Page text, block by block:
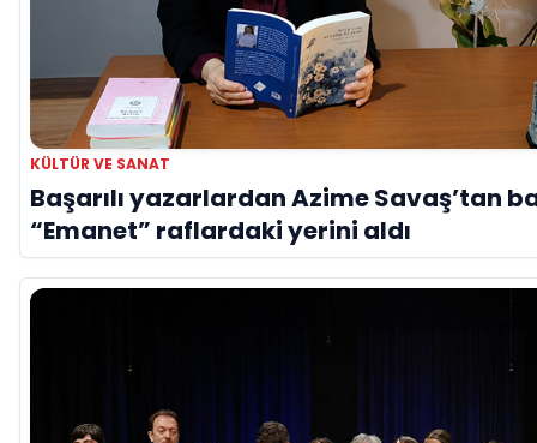
KÜLTÜR VE SANAT
Başarılı yazarlardan Azime Savaş’tan
“Emanet” raflardaki yerini aldı